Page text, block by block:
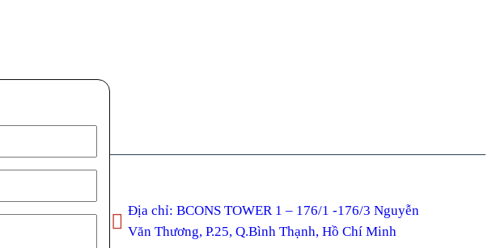
Địa chỉ: BCONS TOWER 1 – 176/1 -176/3 Nguyễn
Văn Thương, P.25, Q.Bình Thạnh, Hồ Chí Minh